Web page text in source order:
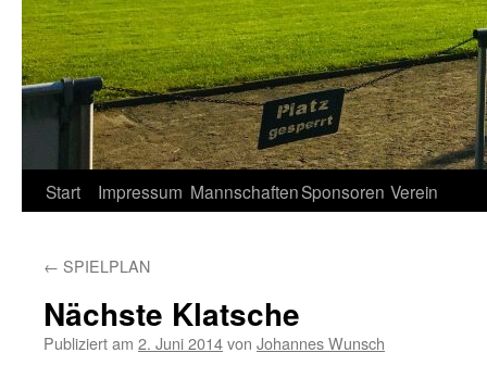
Springe
Inhalt
Start Impressum MannschaftenSponsoren Verein
← SPIELPLAN
Nächste Klatsche
Publiziert am 2. Juni 2014von Johannes Wunsch